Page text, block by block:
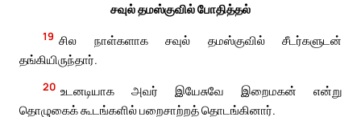
சவுல் தமஸ்குவில் போதித்தல்
19 சில நாள்களாக சவுல் தமஸ்குவில் சீடர்களுடன்
தங்கியிருந்தார்.
20 உடனடியாக அவர் இயேசுவே இறைமகன் என்று
தொழுகைக் கூடங்களில் பறைசாற்றத் தொடங்கினார்.